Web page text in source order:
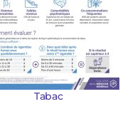
Tabac